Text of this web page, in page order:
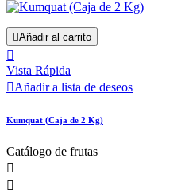
Añadir al carrito

Vista Rápida
Añadir a lista de deseos
Kumquat (Caja de 2 Kg)
Catálogo de frutas

